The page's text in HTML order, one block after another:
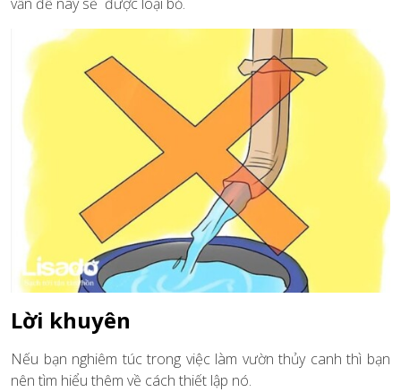
Lời khuyên
Nếu bạn nghiêm túc trong việc làm vườn thủy canh thì bạn
nên tìm hiểu thêm về cách thiết lập nó.